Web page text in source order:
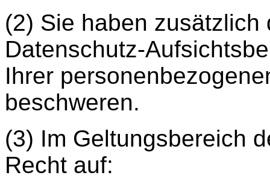
(2) Sie haben
Datenschutz-
Ihrer
beschweren.
(3) Im Geltungsbereich
Recht auf: